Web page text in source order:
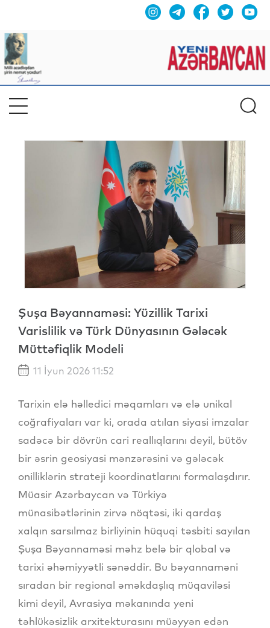
Şuşa Bəyannaməsi: Yüzillik Tarixi
Varislilik və Türk Dünyasının Gələcək
Müttəfiqlik Modeli
11 İyun 2026 11:52
​Tarixin elə həlledici məqamları və elə unikal
coğrafiyaları var ki, orada atılan siyasi imzalar
sadəcə bir dövrün cari reallıqlarını deyil, bütöv
bir əsrin geosiyasi mənzərəsini və gələcək
onilliklərin strateji koordinatlarını formalaşdırır.
Müasir Azərbaycan və Türkiyə
münasibətlərinin zirvə nöqtəsi, iki qardaş
xalqın sarsılmaz birliyinin hüquqi təsbiti sayılan
Şuşa Bəyannaməsi məhz belə bir qlobal və
tarixi əhəmiyyətli sənəddir. Bu bəyannaməni
sıradan bir regional əməkdaşlıq müqaviləsi
kimi deyil, Avrasiya məkanında yeni
təhlükəsizlik arxitekturasını müəyyən edən